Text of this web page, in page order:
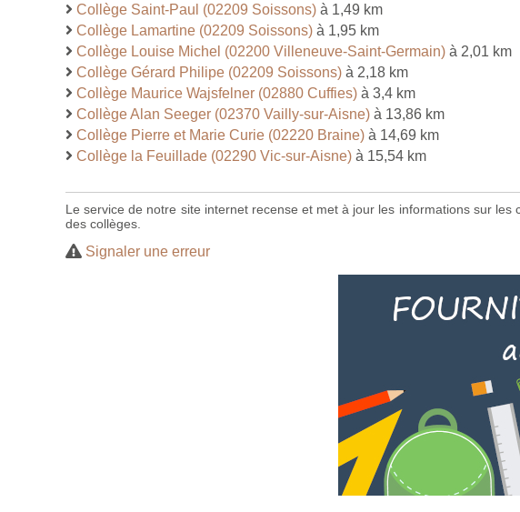
Collège Saint-Paul (02209 Soissons) à 1,49 km
Collège Lamartine (02209 Soissons) à 1,95 km
Collège Louise Michel (02200 Villeneuve-Saint-Germain) à 2,01 km
Collège Gérard Philipe (02209 Soissons) à 2,18 km
Collège Maurice Wajsfelner (02880 Cuffies) à 3,4 km
Collège Alan Seeger (02370 Vailly-sur-Aisne) à 13,86 km
Collège Pierre et Marie Curie (02220 Braine) à 14,69 km
Collège la Feuillade (02290 Vic-sur-Aisne) à 15,54 km
Le service de notre site internet recense et met à jour les informations sur
des collèges.
Signaler une erreur